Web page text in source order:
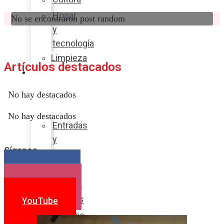
Hogar
y
tecnología
Limpieza
Cocina
sabor
Entradas
y
Postres
Bebidas
No se encontraron post random
Artículos destacados
No hay destacados
No hay destacados
Síganos
YouTube